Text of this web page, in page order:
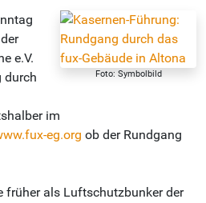
Foto: Symbolbild
e.V.
durch
im
eg.org ob der Rundgang
früher als Luftschutzbunker der